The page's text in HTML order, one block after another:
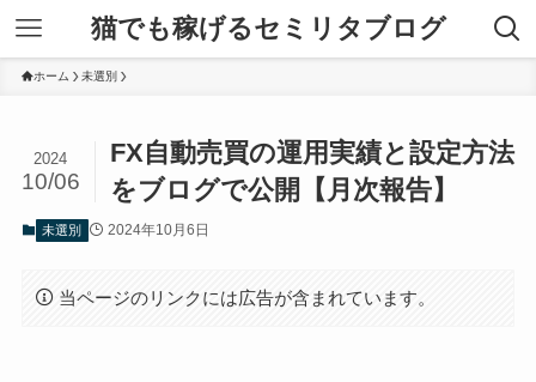
猫でも稼げるセミリタブログ
ホーム 未選別
FX自動売買の運用実績と設定方法
をブログで公開【月次報告】
2024
10/06
未選別 2024年10月6日
当ページのリンクには広告が含まれています。